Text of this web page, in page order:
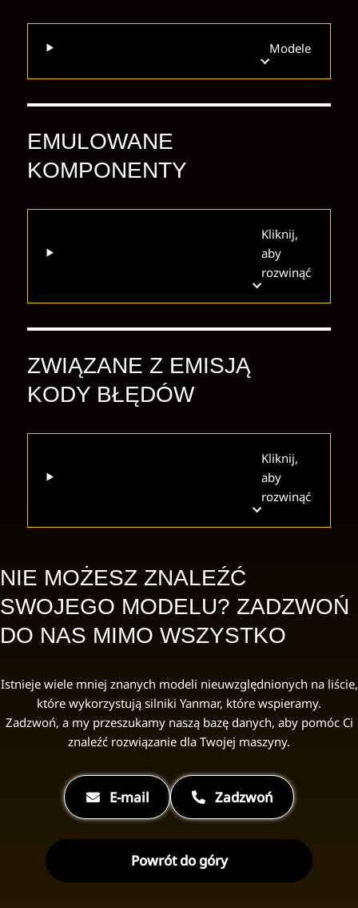
Modele
EMULOWANE
KOMPONENTY
Kliknij,
aby
rozwinąć
ZWIĄZANE Z EMISJĄ
KODY BŁĘDÓW
Kliknij,
aby
rozwinąć
NIE MOŻESZ ZNALEŹĆ
SWOJEGO MODELU? ZADZWOŃ
DO NAS MIMO WSZYSTKO
Istnieje wiele mniej znanych modeli nieuwzględnionych na liście,
które wykorzystują silniki Yanmar, które wspieramy.
Zadzwoń, a my przeszukamy naszą bazę danych, aby pomóc Ci
znaleźć rozwiązanie dla Twojej maszyny.
E-mail Zadzwoń
Powrót do góry